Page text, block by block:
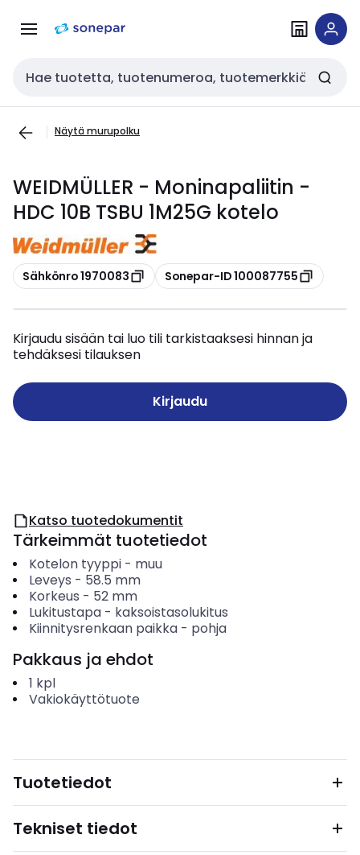
navigointiinsisältöön
Haku
Näytä murupolku
WEIDMÜLLER - Moninapaliitin -
HDC 10B TSBU 1M25G kotelo
Kopioi
Sähkönro 1970083 Kopioi
Sonepar-ID 100087755
Kirjaudu sisään tai luo tili tarkistaaksesi hinnan ja
tehdäksesi tilauksen
Kirjaudu
Katso tuotedokumentit
Tärkeimmät tuotetiedot
Kotelon tyyppi- muu
Leveys - 58.5 mm
Korkeus - 52 mm
Lukitustapa- kaksoistasolukitus
Kiinnitysrenkaan paikka- pohja
Pakkaus ja ehdot
1 kpl
Vakiokäyttötuote
Tuotetiedot
Tekniset tiedot